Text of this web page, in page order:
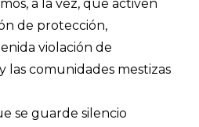
a la vez, que activen
de protección,
violación de
las comunidades mestizas
se guarde silencio